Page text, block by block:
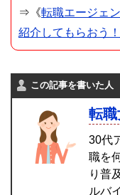
⇒《転職エージェ
紹介してもらおう！
この記事を書いた人
転
30代
職を
り普
ルバ